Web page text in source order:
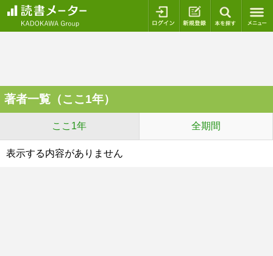
ログイン 新規登録
著者一覧（ここ1年）
ここ1年 全期間
表示する内容がありません